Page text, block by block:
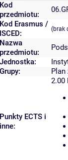
Kod
przedmiotu:
Kod Erasmus /
ISCED:
(brak
Nazwa
przedmiotu:
Jednostka:
Grupy:
Plan
Punkty ECTS i
inne:
2.00